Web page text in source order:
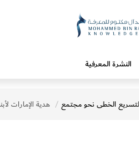
النشرة المعرفية
هدية الإمارات